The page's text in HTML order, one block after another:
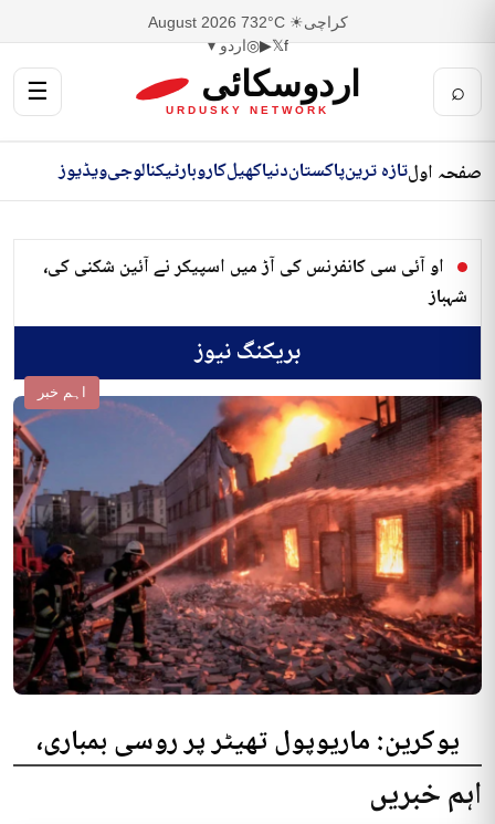
کراچی☀ 32°C
7 August 2026
f
𝕏
▶
◎اردو ▾
⌕ اردوسکائی
URDUSKY NETWORK
☰
صفحہ اولتازہ ترینپاکستاندنیاکھیلکاروبارٹیکنالوجیویڈیوز
او آئی سی کانفرنس کی آڑ میں اسپیکر نے آئین شکنی کی،
شہباز
بریکنگ نیوز
اہم خبر
یوکرین: ماریوپول تھیٹر پر روسی بمباری،
300 افراد کی ہلاکت کا خدشہ
اہم خبریں